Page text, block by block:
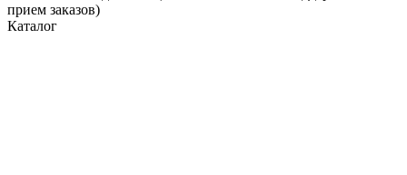
прием заказов)
Каталог